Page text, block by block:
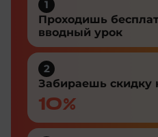
1
Проходишь
вводный урок
2
Забираешь скидку
10%